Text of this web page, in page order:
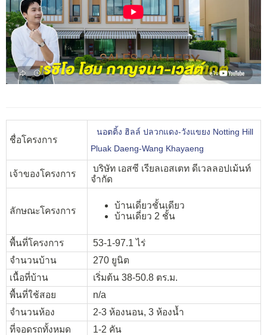
ชื่อโครงการ
นอตติ้ง ฮิลล์ ปลวกแดง-วังแขยง Notting Hill
Pluak Daeng-Wang Khayaeng
เจ้าของโครงการ
บริษัท เอสซี เรียลเอสเตท ดีเวลลอปเม้นท์
จำกัด
ลักษณะโครงการ
บ้านเดี่ยวชั้นเดียว
บ้านเดี่ยว 2 ชั้น
พื้นที่โครงการ
53-1-97.1 ไร่
จำนวนบ้าน
270 ยูนิต
เนื้อที่บ้าน
เริ่มต้น 38-50.8 ตร.ม.
พื้นที่ใช้สอย
n/a
จำนวนห้อง
2-3 ห้องนอน, 3 ห้องน้ำ
ที่จอดรถทั้งหมด
1-2 คัน